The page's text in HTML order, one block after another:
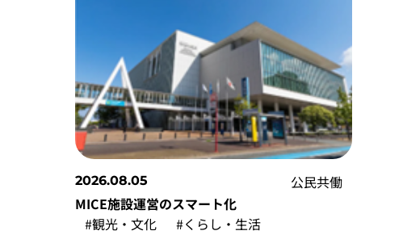
2026.08.05
公民共働
MICE施設運営のスマート化
#観光・文化
#くらし・生活